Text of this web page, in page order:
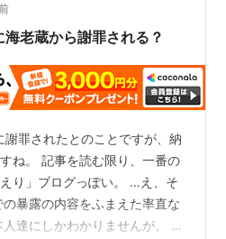
まっているのか 海老蔵さんは
しなくていいがまん 作…
老蔵から謝罪される？
罪されたとのことですが、納
ね。 記事を読む限り、一番の
り」ブログっぽい。 …え、そ
暴露の内容をふまえた率直な
達にしかわかりませんが。 早